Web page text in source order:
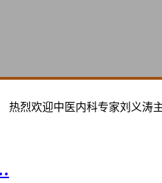
烈欢迎中医内科专家刘义涛